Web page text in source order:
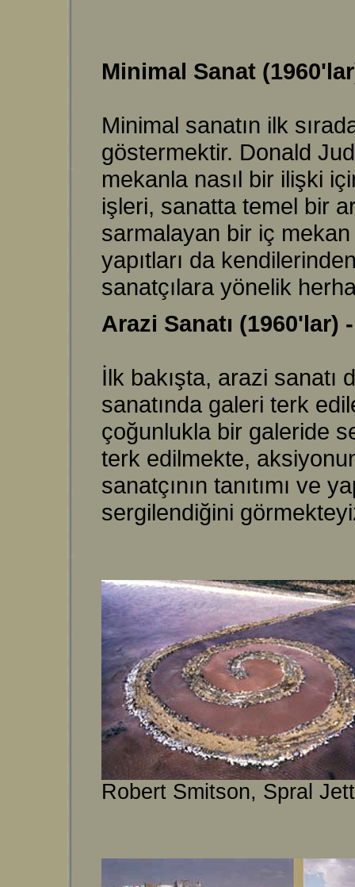
Minimal Sanat
Minimal sanatın ilk
göstermektir. Donald
mekanla nasıl bir ilişki
işleri, sanatta temel bir
sarmalayan bir iç
yapıtları da
sanatçılara yönelik
Arazi Sanatı (1960'lar)
İlk bakışta, arazi sanatı
sanatında galeri terk
çoğunlukla bir galeride
terk edilmekte,
sanatçının tanıtımı ve
sergilendiğini
Robert Smitson, Spral